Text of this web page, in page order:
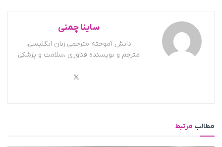
ساینا چمنی
دانش آموخته مترجمی زبان انگلیسی،
مترجم و نویسنده فناوری ،سلامت و پزشکی
مطالب مرتبط